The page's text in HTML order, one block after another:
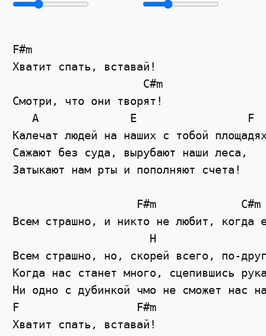
F#m
Хватит спать, вставай!
C#m
Смотри, что они творят!
A
E
F
Калечат людей на наших с тобой
Сажают без суда, вырубают наши леса,
Затыкают нам рты и пополняют счета!
F#m
C#m
Всем страшно, и никто не любит,
H
Всем страшно, но, скорей всего, по-
Когда нас станет много, сцепившись
Ни одно с дубинкой чмо не сможет нас
F
F#m
Хватит спать, вставай!